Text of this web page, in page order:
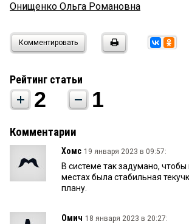
Онищенко Ольга Романовна
Комментировать
Рейтинг статьи
2 1
Комментарии
Хомс 19 января 2023 в 09:57:
В системе так задумано,
местах была стабильная
плану.
Омич 18 января 2023 в 20:27: